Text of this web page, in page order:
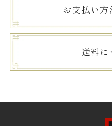
お支払い方
送料に